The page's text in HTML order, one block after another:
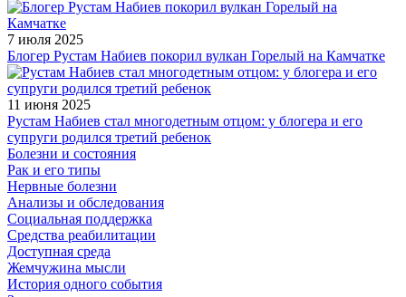
7 июля 2025
Блогер Рустам Набиев покорил вулкан Горелый на Камчатке
11 июня 2025
Рустам Набиев стал многодетным отцом: у блогера и его
супруги родился третий ребенок
Болезни и состояния
Рак и его типы
Нервные болезни
Анализы и обследования
Социальная поддержка
Средства реабилитации
Доступная среда
Жемчужина мысли
История одного события